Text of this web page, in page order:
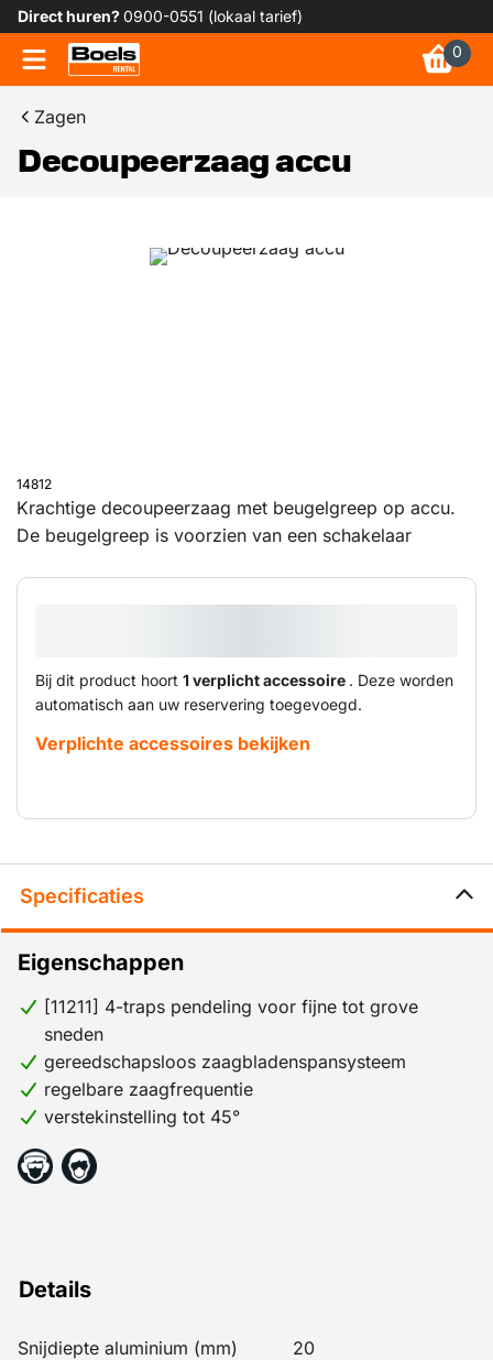
Direct huren?0900-0551 (lokaal tarief)
0
Zagen
Decoupeerzaag accu
14812
Krachtige decoupeerzaag met beugelgreep op accu.
De beugelgreep is voorzien van een schakelaar
zaagbladen kunnen gereedschapsloos gewisseld
van Bosch binnen ons assortiment.
Bij dit product hoort 1 verplicht accessoire . Deze worden
automatisch aan uw reservering toegevoegd.
Verplichte accessoires bekijken
Specificaties
Details
Snijdiepte aluminium (mm) 20
Eigenschappen
[11211] 4-traps pendeling voor fijne tot grove
sneden
gereedschapsloos zaagbladenspansysteem
regelbare zaagfrequentie
verstekinstelling tot 45°